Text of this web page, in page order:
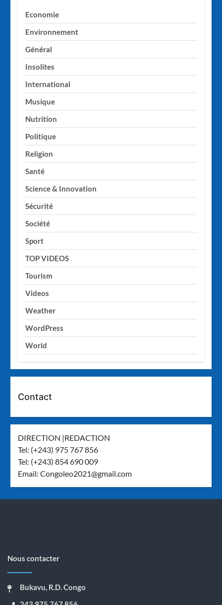
Economie
Environnement
Général
Insolites
International
Musique
Nutrition
Politique
Religion
Santé
Science & Innovation
Sécurité
Société
Sport
TOP VIDEOS
Tourism
Videos
Weather
WordPress
World
Contact
DIRECTION |REDACTION
Tel: (+243) 975 767 856
Tel: (+243) 854 690 009
Email:Congoleo2021@gmail.com
Nous contacter
Bukavu, R.D. Congo